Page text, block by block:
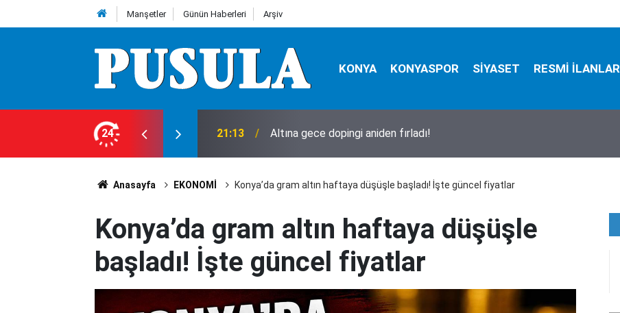
Manşetler Günün Haberleri Arşiv
KONYA KONYASPOR SİYASET RESMİ İLANLAR
24 18:00 Konya’da bugün neler oldu? İşte 5 Ağustos Çarşamba günü olup bitenler…
Anasayfa EKONOMİ Konya’da gram altın haftaya düşüşle başladı! İşte güncel fiyatlar
Konya’da gram altın haftaya düşüşle
başladı! İşte güncel fiyatlar